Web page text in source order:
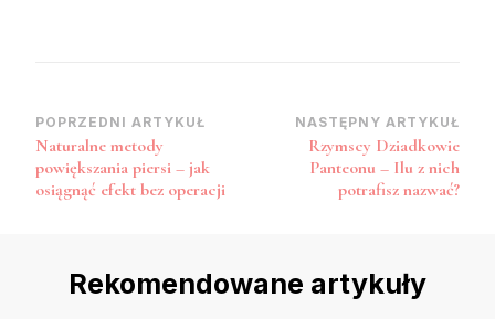
Nawigacja
wpisu
POPRZEDNI ARTYKUŁ
Naturalne metody
powiększania piersi – jak
osiągnąć efekt bez operacji
NASTĘPNY ARTYKUŁ
Rzymscy Dziadkowie
Panteonu – Ilu z nich
potrafisz nazwać?
Rekomendowane artykuły